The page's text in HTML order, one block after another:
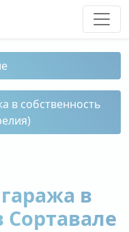
в собственность
в
Сортавале